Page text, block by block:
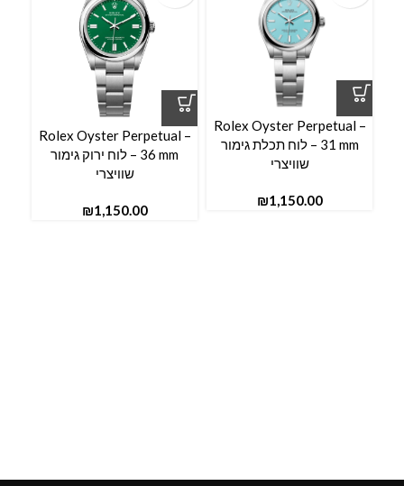
Rolex Oyster Perpetual –
31 mm – לוח תכלת גימור
שוויצרי
₪
Rolex Oyster Perpetual –
36 mm – לוח ירוק גימור
שוויצרי
₪